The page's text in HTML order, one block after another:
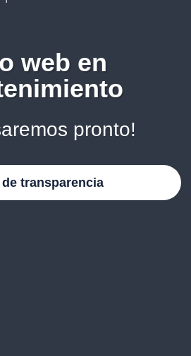
web en
pronto!
transparencia